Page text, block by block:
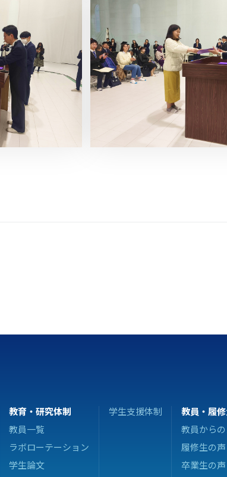
教育・研究体制
教員一覧
ラボローテーション
学生論文
学生支援体制 教員・履
教員から
履修生の声
卒業生の声